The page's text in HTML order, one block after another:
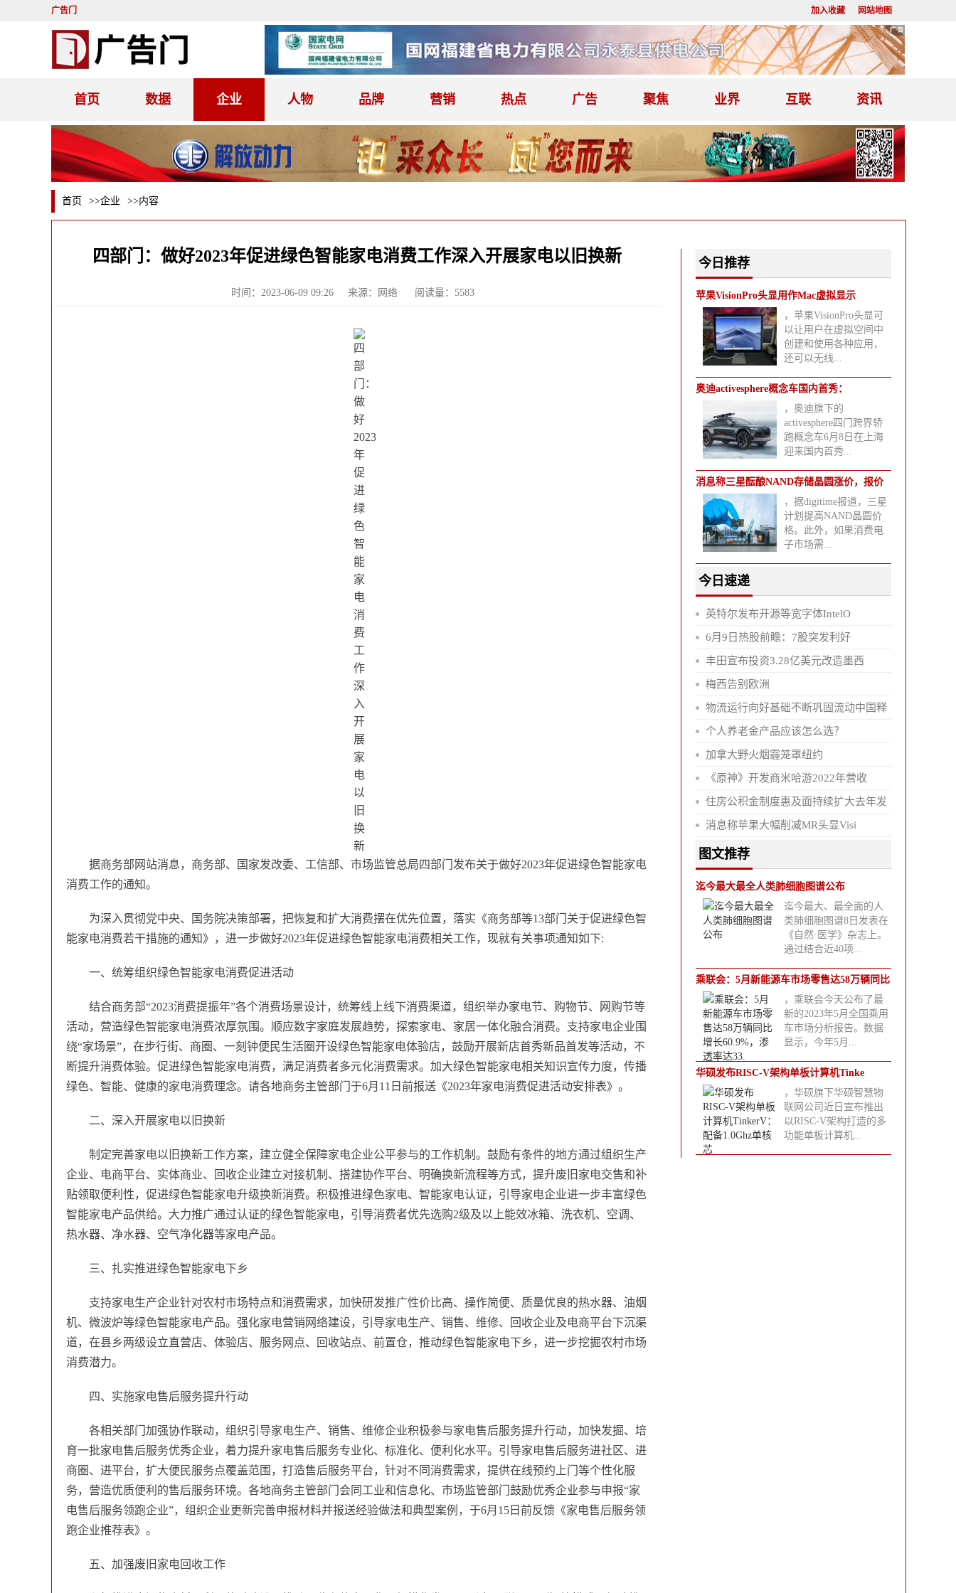
广告门 加入收藏 网站地图
首页 数据 企业 人物 品牌 营销 热点 广告 聚焦 业界 互联 资讯
首页 >>企业 >>内容
四部门：做好2023年促进绿色智能家电消费工作深入开展家电以旧换新
时间：2023-06-09 09:26 来源：网络 阅读量：5583
据商务部网站消息，商务部、国家发改委、工信部、市场监管总局四部门发布关于做好2023年促进绿色智能家电
消费工作的通知。
为深入贯彻党中央、国务院决策部署，把恢复和扩大消费摆在优先位置，落实《商务部等13部门关于促进绿色智
能家电消费若干措施的通知》，进一步做好2023年促进绿色智能家电消费相关工作，现就有关事项通知如下:
一、统筹组织绿色智能家电消费促进活动
结合商务部“2023消费提振年”各个消费场景设计，统筹线上线下消费渠道，组织举办家电节、购物节、网购节等
活动，营造绿色智能家电消费浓厚氛围。顺应数字家庭发展趋势，探索家电、家居一体化融合消费。支持家电企业围
绕“家场景”，在步行街、商圈、一刻钟便民生活圈开设绿色智能家电体验店，鼓励开展新店首秀新品首发等活动，不
断提升消费体验。促进绿色智能家电消费，满足消费者多元化消费需求。加大绿色智能家电相关知识宣传力度，传播
绿色、智能、健康的家电消费理念。请各地商务主管部门于6月11日前报送《2023年家电消费促进活动安排表》。
二、深入开展家电以旧换新
制定完善家电以旧换新工作方案，建立健全保障家电企业公平参与的工作机制。鼓励有条件的地方通过组织生产
企业、电商平台、实体商业、回收企业建立对接机制、搭建协作平台、明确换新流程等方式，提升废旧家电交售和补
贴领取便利性，促进绿色智能家电升级换新消费。积极推进绿色家电、智能家电认证，引导家电企业进一步丰富绿色
智能家电产品供给。大力推广通过认证的绿色智能家电，引导消费者优先选购2级及以上能效冰箱、洗衣机、空调、
热水器、净水器、空气净化器等家电产品。
三、扎实推进绿色智能家电下乡
支持家电生产企业针对农村市场特点和消费需求，加快研发推广性价比高、操作简便、质量优良的热水器、油烟
机、微波炉等绿色智能家电产品。强化家电营销网络建设，引导家电生产、销售、维修、回收企业及电商平台下沉渠
道，在县乡两级设立直营店、体验店、服务网点、回收站点、前置仓，推动绿色智能家电下乡，进一步挖掘农村市场
消费潜力。
四、实施家电售后服务提升行动
各相关部门加强协作联动，组织引导家电生产、销售、维修企业积极参与家电售后服务提升行动，加快发掘、培
育一批家电售后服务优秀企业，着力提升家电售后服务专业化、标准化、便利化水平。引导家电售后服务进社区、进
商圈、进平台，扩大便民服务点覆盖范围，打造售后服务平台，针对不同消费需求，提供在线预约上门等个性化服
务，营造优质便利的售后服务环境。各地商务主管部门会同工业和信息化、市场监管部门鼓励优秀企业参与申报“家
电售后服务领跑企业”，组织企业更新完善申报材料并报送经验做法和典型案例，于6月15日前反馈《家电售后服务领
跑企业推荐表》。
五、加强废旧家电回收工作
今日推荐
苹果VisionPro头显用作Mac虚拟显示
，苹果VisionPro头显可
以让用户在虚拟空间中
创建和使用各种应用，
还可以无线...
奥迪activesphere概念车国内首秀：
，奥迪旗下的
activesphere四门跨界轿
跑概念车6月8日在上海
迎来国内首秀...
消息称三星酝酿NAND存储晶圆涨价，报价
渐趋
，据digitime报道，三星
计划提高NAND晶圆价
格。此外，如果消费电
子市场需...
今日速递
英特尔发布开源等宽字体IntelO
6月9日热股前瞻：7股突发利好
丰田宣布投资3.28亿美元改造墨西
梅西告别欧洲
物流运行向好基础不断巩固流动中国释
个人养老金产品应该怎么选？
加拿大野火烟霾笼罩纽约
《原神》开发商米哈游2022年营收
住房公积金制度惠及面持续扩大去年发
消息称苹果大幅削减MR头显Visi
图文推荐
迄今最大最全人类肺细胞图谱公布
迄今最大、最全面的人
类肺细胞图谱8日发表在
《自然·医学》杂志上。
通过结合近40项...
乘联会：5月新能源车市场零售达58万辆同比
增
，乘联会今天公布了最
新的2023年5月全国乘用
车市场分析报告。数据
显示，今年5月...
华硕发布RISC-V架构单板计算机Tinke
，华硕旗下华硕智慧物
联网公司近日宣布推出
以RISC-V架构打造的多
功能单板计算机...